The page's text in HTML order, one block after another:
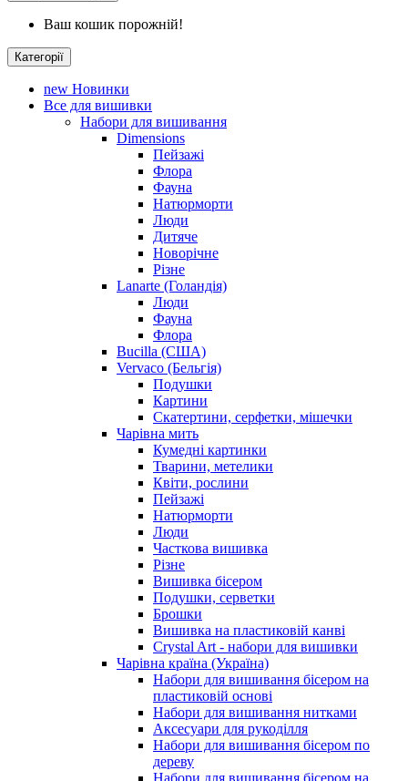
Ваш кошик порожній!
Категорії
new Новинки
Все для вишивки
Набори для вишивання
Dimensions
Пейзажі
Флора
Фауна
Натюрморти
Люди
Дитяче
Новорічне
Різне
Lanarte (Голандія)
Люди
Фауна
Флора
Bucilla (США)
Vervaco (Бельгія)
Подушки
Картини
Скатертини, серфетки, мішечки
Чарiвна мить
Кумедні картинки
Тварини, метелики
Квіти, рослини
Пейзажі
Натюрморти
Люди
Часткова вишивка
Різне
Вишивка бісером
Подушки, серветки
Брошки
Вишивка на пластиковій канві
Crystal Art - набори для вишивки
Чарівна країна (Україна)
Набори для вишивання бісером на
пластиковій основі
Набори для вишивання нитками
Аксесуари для рукоділля
Набори для вишивання бісером по
дереву
Набори для вишивання бісером на